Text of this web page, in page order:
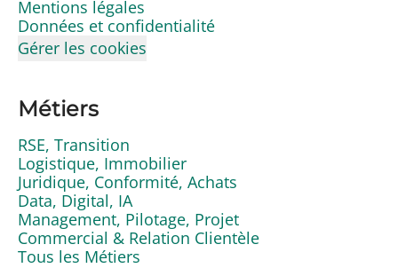
Mentions légales
Données et confidentialité
Gérer les cookies
Métiers
RSE, Transition
Logistique, Immobilier
Juridique, Conformité, Achats
Data, Digital, IA
Management, Pilotage, Projet
Commercial & Relation Clientèle
Tous les Métiers